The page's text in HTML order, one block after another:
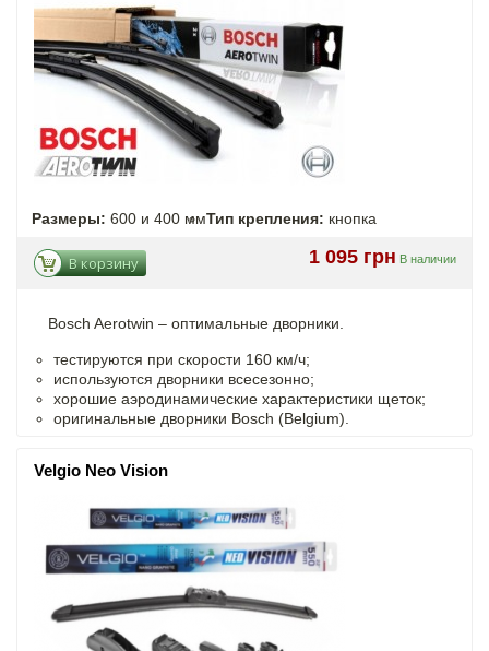
Размеры: 600 и 400 ммТип крепления: кнопка
1 095 грн В наличии
В корзину
Bosch Aerotwin – оптимальные дворники.
тестируются при скорости 160 км/ч;
используются дворники всесезонно;
хорошие аэродинамические характеристики щеток;
оригинальные дворники Bosch (Belgium).
Velgio Neo Vision